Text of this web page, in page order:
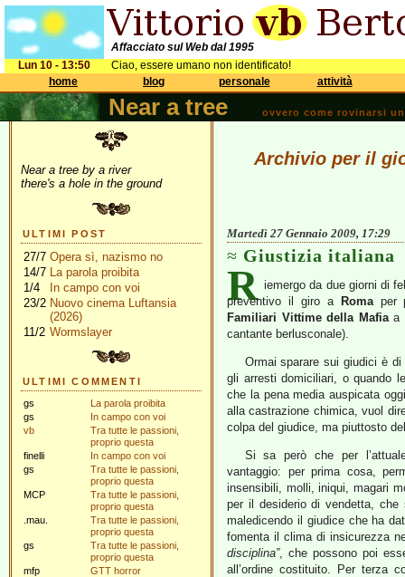
Affacciato sul Web dal 1995
Lun 10 - 13:50
Ciao, essere umano non identificato!
home
blog personale attività
Near a tree ovvero come rovinarsi
Near a tree by a river
there's a hole in the ground
ULTIMI POST
27/7 Opera sì, nazismo no
14/7 La parola proibita
1/4
In campo con voi
23/2 Nuovo cinema Luftansia
(2026)
11/2 Wormslayer
ULTIMI COMMENTI
gs
La parola proibita
gs
In campo con voi
vb
Tra tutte le passioni,
proprio questa
finelli
In campo con voi
gs
Tra tutte le passioni,
proprio questa
MCP
Tra tutte le passioni,
proprio questa
.mau.
Tra tutte le passioni,
proprio questa
gs
Tra tutte le passioni,
proprio questa
mfp
GTT horror
Archivio per il
Martedì 27 Gennaio 2009, 17:29
Giustizia italiana
R iemergo da due giorni di
preventivo il giro a Romaper
Familiari Vittime della Mafiaa
cantante berlusconale).
Ormai sparare sui giudici è
gli arresti domiciliari, o quando
che la pena media auspicata
alla castrazione chimica, vuol
colpa del giudice, ma piuttosto
Si sa però che per
vantaggio: per prima cosa,
insensibili, molli, iniqui, magari
per il desiderio di vendetta,
maledicendo il giudice che ha
fomenta il clima di insicurezza
disciplina”, che possono poi
all’ordine costituito. Per terza